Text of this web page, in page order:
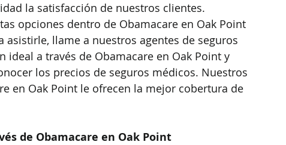
la satisfacción de nuestros clientes.
opciones dentro de Obamacare en Oak Point
asistirle, llame a nuestros agentes de seguros
ideal a través de Obamacare en Oak Point y
los precios de seguros médicos. Nuestros
en Oak Point le ofrecen la mejor cobertura de
de Obamacare en Oak Point